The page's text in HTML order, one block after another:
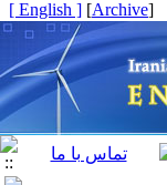
[
Archive
]
[ English ]